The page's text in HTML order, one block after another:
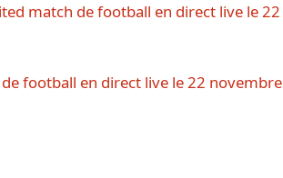
match de football en direct live le 22
football en direct live le 22 novembre